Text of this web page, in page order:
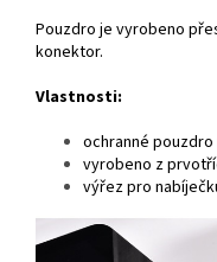
Pouzdro je vyrobeno
konektor.
Vlastnosti:
ochranné
vyrobeno z
výřez pro